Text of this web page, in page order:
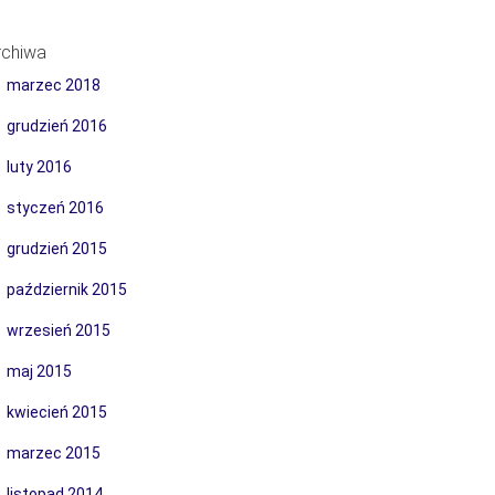
marzec 2018
grudzień 2016
luty 2016
styczeń 2016
grudzień 2015
październik 2015
wrzesień 2015
maj 2015
kwiecień 2015
marzec 2015